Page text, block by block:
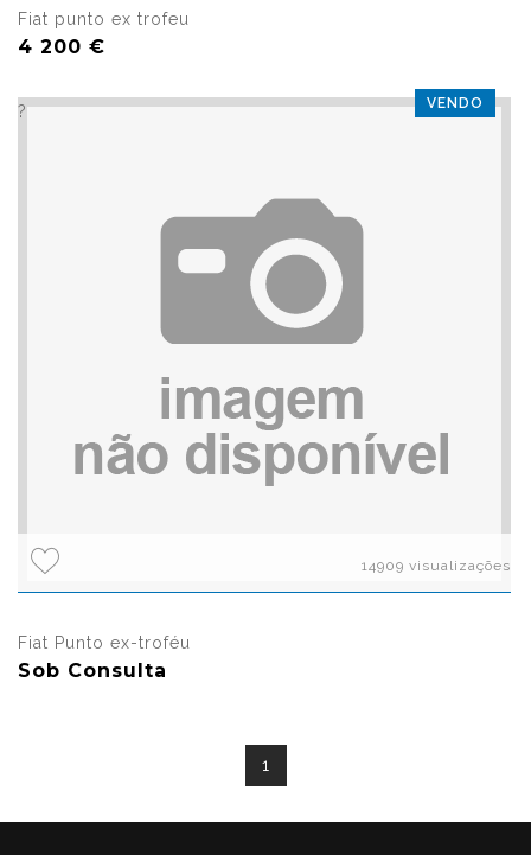
Fiat punto ex trofeu
4 200 €
VENDO
?>
14909 visualizações
Fiat Punto ex-troféu
Sob Consulta
1